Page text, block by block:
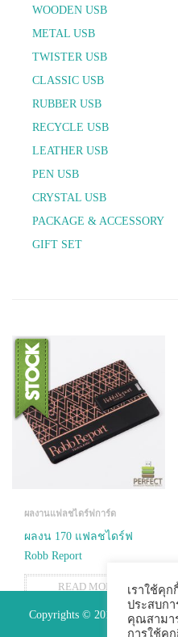
WOODEN USB
METAL USB
TWISTER USB
CLASSIC USB
RUBBER USB
RECYCLE USB
LEATHER USB
PEN USB
CRYSTAL USB
PACKAGE & ACCESSORY
GIFT SET
ผลงานแฟลชไดร์ฟการ์ด
ผลงน 170 แฟลชไดร์ฟ
Robb Report
READ MORE
Copyrights © 2015 Premium
เราใช้คุ
ประสบก
คุณสามา
การใช้คุ